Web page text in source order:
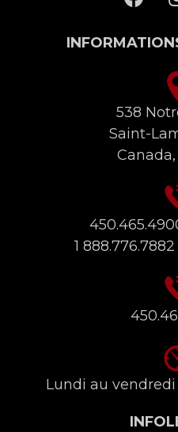
538
Saint-
1 888.776.7882
Lundi au vendredi